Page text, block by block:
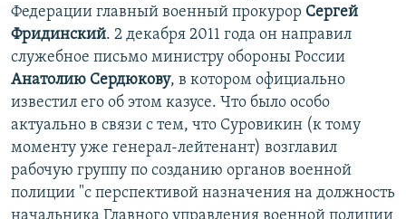
Федерации главный военный прокурор Сергей
Фридинский. 2 декабря 2011 года он направил
служебное письмо министру обороны России
Анатолию Сердюкову, в котором официально
известил его об этом казусе. Что было особо
актуально в связи с тем, что Суровикин (к тому
моменту уже генерал-лейтенант) возглавил
рабочую группу по созданию органов военной
полиции "с перспективой назначения на должность